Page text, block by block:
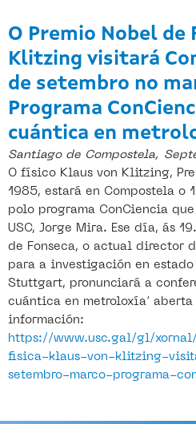
O Premio Nobel de
Klitzing visitará
de setembro no
Programa
cuántica en
Santiago de Compostela,
O físico Klaus von Klitzing,
1985, estará en Compostela o
polo programa ConCiencia
USC, Jorge Mira. Ese día, ás
de Fonseca, o actual director
para a investigación en
Stuttgart, pronunciará a
cuántica en metroloxía’
información:
https://www.usc.gal/gl/
fisica-klaus-von-klitzing-
setembro-marco-programa-